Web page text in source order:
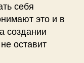
себя
это и в
создании
оставит